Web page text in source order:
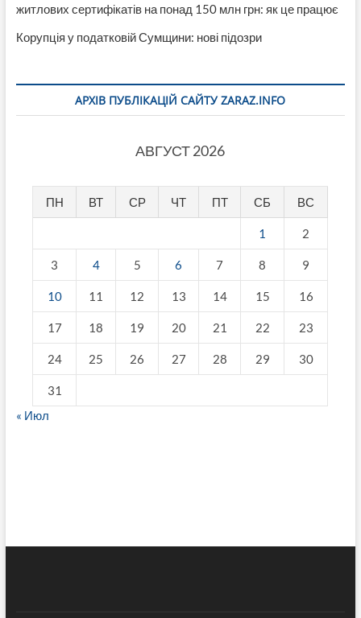
житлових сертифікатів на понад 150 млн грн: як це працює
Корупція у податковій Сумщини: нові підозри
АРХІВ ПУБЛІКАЦІЙ САЙТУ ZARAZ.INFO
АВГУСТ 2026
ПН ВТ СР ЧТ ПТ СБ ВС
1 2
3 4 5 6 7 8 9
10 11 12 13 14 15 16
17 18 19 20 21 22 23
24 25 26 27 28 29 30
31
« Июл